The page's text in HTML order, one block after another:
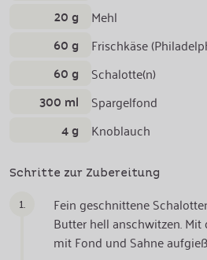
20 g Mehl
60 g Frischkäse
60 g Schalotte(n)
300 ml Spargelfond
4 g Knoblauch
Schritte zur Zubereitung
1.
Fein geschnittene
Butter hell anschwitzen.
mit Fond und Sahne